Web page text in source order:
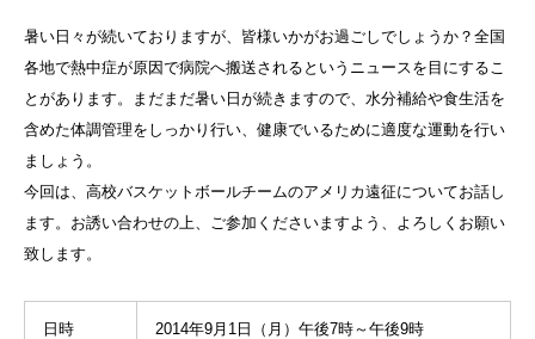
暑い日々が続いておりますが、皆様いかがお過ごしでしょうか？全国
各地で熱中症が原因で病院へ搬送されるというニュースを目にするこ
とがあります。まだまだ暑い日が続きますので、水分補給や食生活を
含めた体調管理をしっかり行い、健康でいるために適度な運動を行い
ましょう。
今回は、高校バスケットボールチームのアメリカ遠征についてお話し
ます。お誘い合わせの上、ご参加くださいますよう、よろしくお願い
致します。
日時 2014年9月1日（月）午後7時～午後9時